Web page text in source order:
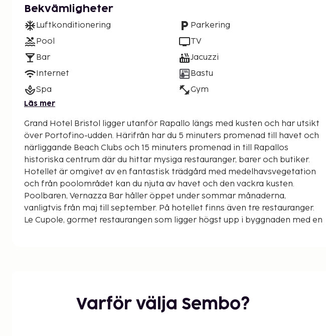
Bekvämligheter
Luftkonditionering
Pool
Bar
Internet
Spa
Parkering
TV
Jacuzzi
Bastu
Gym
Läs mer
Grand Hotel Bristol ligger utanför Rapallo längs med kusten och har utsikt
över Portofino-udden. Härifrån har du 5 minuters promenad till havet och
närliggande Beach Clubs och 15 minuters promenad in till Rapallos
historiska centrum där du hittar mysiga restauranger, barer och butiker.
Hotellet är omgivet av en fantastisk trädgård med medelhavsvegetation
och från poolområdet kan du njuta av havet och den vackra kusten.
Poolbaren, Vernazza Bar håller öppet under sommar månaderna,
vanligtvis från maj till september. På hotellet finns även tre restauranger.
Le Cupole, gormet restaurangen som ligger högst upp i byggnaden med en
Njut även av hotellets nya SPA som är inkluderat i priset(behandlingar är
mot extra avgift oh betalas på plats).
Varför välja Sembo?